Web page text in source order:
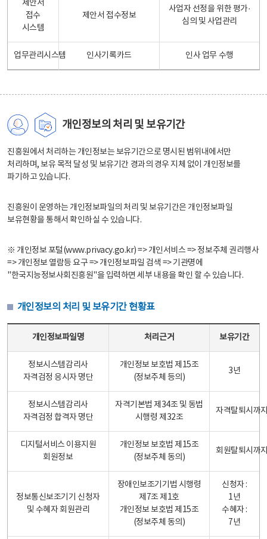
제안서
접수
시스템
제안서 접수정보
사업자 선정을 위한 평가·
심의 및 사업관리
업무관리시스템 인사기록카드 인사 업무 수행
개인정보의 처리 및 보유기간
진흥원에서 처리하는 개인정보는 보유기간으로 명시된 범위내에서만
처리하며, 보유 목적 달성 및 보유기간 경과의 경우 지체 없이 개인정보를
파기하고 있습니다.
진흥원이 운영하는 개인정보파일의 처리 및 보유기간은 개인정보파일
보유현황을 통해서 확인하실 수 있습니다.
※ 개인정보 포털(www.privacy.go.kr) => 개인서비스 => 정보주체 권리행사
=> 개인정보 열람등 요구 => 개인정보파일 검색 => 기관명에
"한국지능정보사회진흥원"을 입력하면 세부 내용을 확인 할 수 있습니다.
개인정보의 처리 및 보유기간 현황표
개인정보파일명 처리근거 보유기간
정보시스템감리사
자격검정 응시자 명단
개인정보 보호법 제15조
(정보주체 등의)
3년
정보시스템감리사
자격검정 합격자 명단
자격기본법 제34조 및 동법
시행령 제32조
자격탈퇴시까
디지털서비스 이용지원
회원정보
개인정보 보호법 제15조
(정보주체 동의)
회원탈퇴시까
정보통신보조기기 신청자
및 수혜자 회원관리
장애인보조기기법 시행령
제7조 제1호
개인정보 보호법 제15조
(정보주체 동의)
신청자 :
1년
수혜자 :
7년